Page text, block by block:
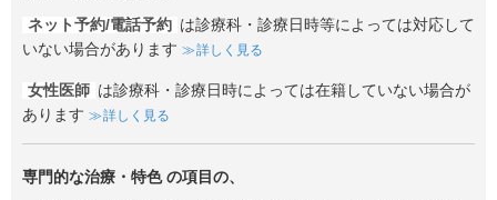
ネット予約/電話予約 は診療科・診療日時等によっては対応して
いない場合があります
詳しく見る
女性医師 は診療科・診療日時によっては在籍していない場合が
あります
詳しく見る
専門的な治療・特色の項目の、